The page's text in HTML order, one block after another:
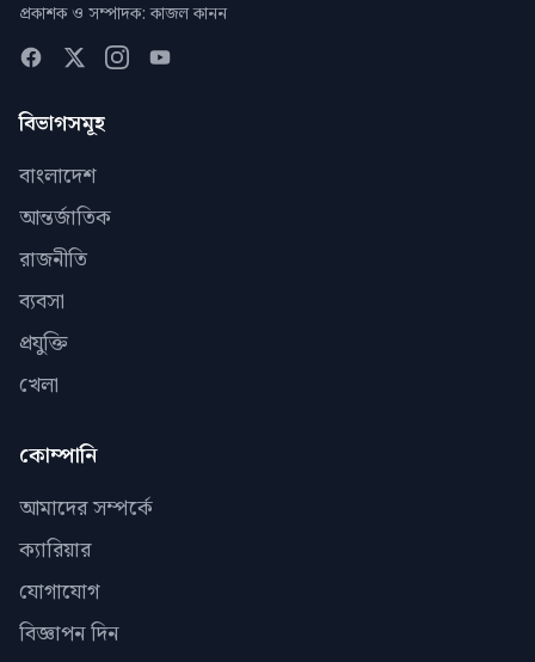
প্রকাশক ও সম্পাদক: কাজল কানন
বিভাগসমূহ
বাংলাদেশ
আন্তর্জাতিক
রাজনীতি
ব্যবসা
প্রযুক্তি
খেলা
কোম্পানি
আমাদের সম্পর্কে
ক্যারিয়ার
যোগাযোগ
বিজ্ঞাপন দিন